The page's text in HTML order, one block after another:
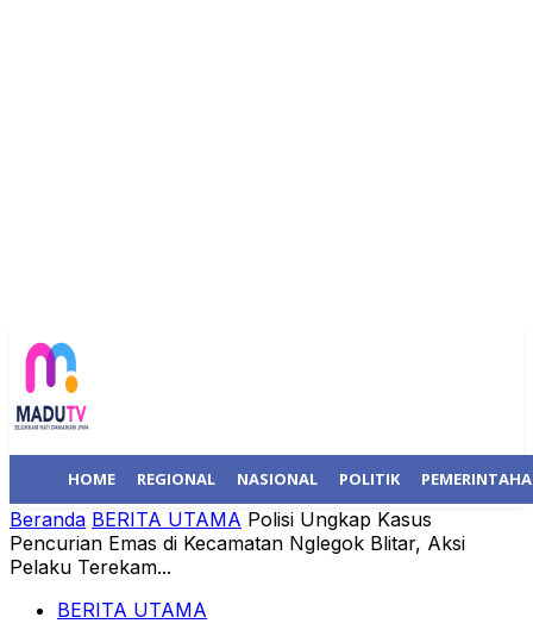
HOME REGIONAL NASIONAL POLITIK
Beranda BERITA UTAMA Polisi Ungkap Kasus
Pencurian Emas di Kecamatan Nglegok Blitar, Aksi
Pelaku Terekam...
BERITA UTAMA